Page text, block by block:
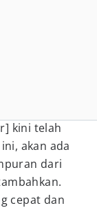
kini telah
akan ada
dari
cepat dan